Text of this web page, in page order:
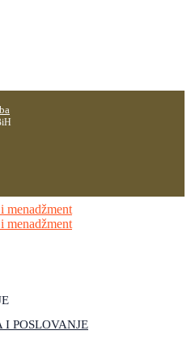
I POSLOVANJE